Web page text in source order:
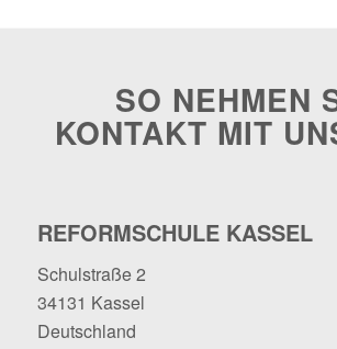
SO NEHMEN
KONTAKT MIT
REFORMSCHULE KASSEL
Schulstraße 2
34131 Kassel
Deutschland